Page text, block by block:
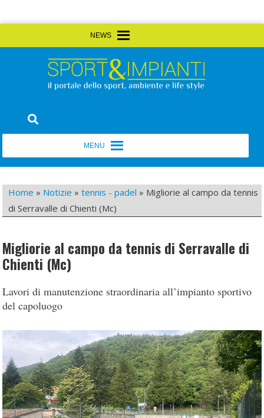
to
Sport&Impianti
Home » Notizie »tennis - padel » Migliorie al campo da tennis
di Serravalle di Chienti (Mc)
Migliorie al campo da tennis di Serravalle di
Chienti (Mc)
Lavori di manutenzione straordinaria all’impianto sportivo
del capoluogo